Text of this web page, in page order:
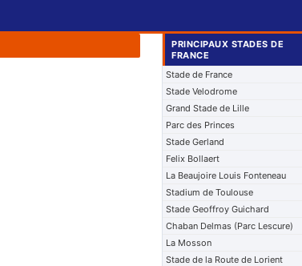
PRINCIPAUX STADES DE
FRANCE
Stade de France
Stade Velodrome
Grand Stade de Lille
Parc des Princes
Stade Gerland
Felix Bollaert
La Beaujoire Louis Fonteneau
Stadium de Toulouse
Stade Geoffroy Guichard
Chaban Delmas (Parc Lescure)
La Mosson
Stade de la Route de Lorient